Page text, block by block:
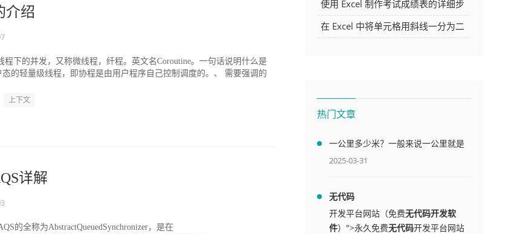
介绍
程下的并发，又称微线程，纤程。英文名Coroutine。一句话说明什么是
的轻量级线程，即协程是由用户程序自己控制调度的。、 需要强调的
上下文
详解
的全称为AbstractQueuedSynchronizer，是在
使用 Excel 制作考试成绩表的详细步
骤及技巧
在 Excel 中将单元格用斜线一分为二
热门文章
一公里多少米？一般来说一公里就是
1000米
2025-03-31
无代码
开发平台网站（免费无代码开发软
件）">永久免费无代码开发平台网站